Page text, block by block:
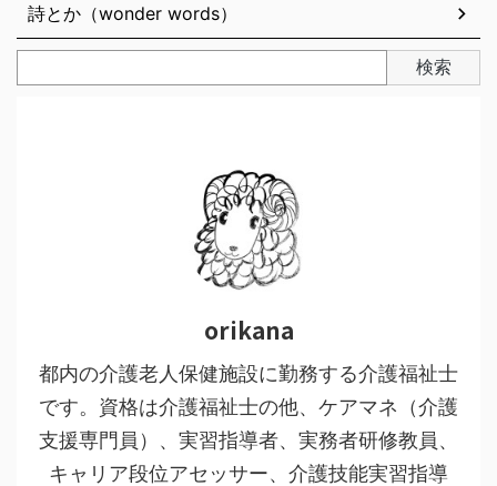
詩とか（wonder words）
検索
orikana
都内の介護老人保健施設に勤務する介護福祉士
です。資格は介護福祉士の他、ケアマネ（介護
支援専門員）、実習指導者、実務者研修教員、
キャリア段位アセッサー、介護技能実習指導